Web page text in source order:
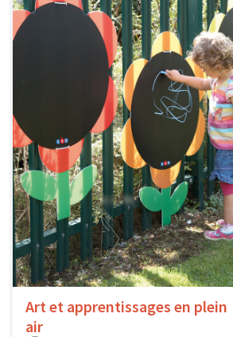
Art et apprentissages en plein
air